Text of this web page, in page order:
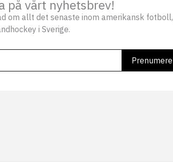
på vårt nyhetsbrev!
om allt det senaste inom amerikansk fotboll,
i Sverige.